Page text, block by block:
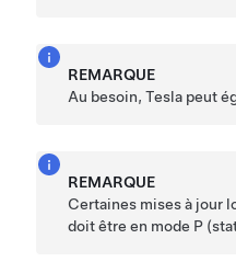
REMARQUE
Au besoin, Tesla peut
REMARQUE
Certaines mises à jour
doit être en mode P